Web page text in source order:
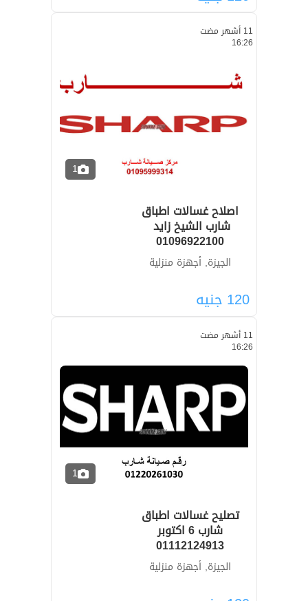
11 أشهر مضت
16:26
1
اصلاح غسالات اطباق
01096922100
الجيزة, أجهزة منزلية
120 جنيه
11 أشهر مضت
16:26
1
تصليح غسالات اطباق
شارب 6 اكتوبر
01112124913
الجيزة, أجهزة منزلية